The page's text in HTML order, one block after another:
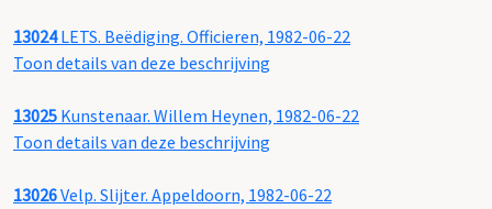
13024LETS. Beëdiging. Officieren, 1982-06-22
Toon details van deze beschrijving
13025 Kunstenaar. Willem Heynen, 1982-06-22
Toon details van deze beschrijving
13026Velp. Slijter. Appeldoorn, 1982-06-22